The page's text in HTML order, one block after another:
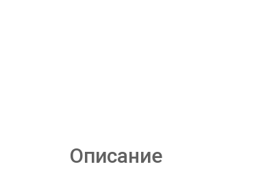
Описание